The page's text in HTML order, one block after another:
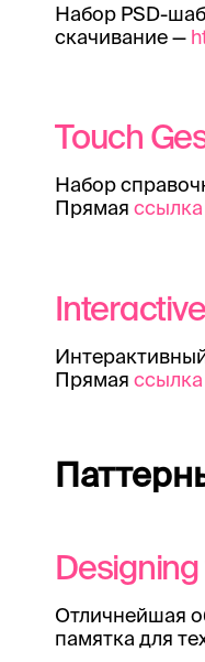
Набор PSD-
скачивание —
Touch
Набор
Прямаяссылка
Прямая
Отличнейшая
памятка для